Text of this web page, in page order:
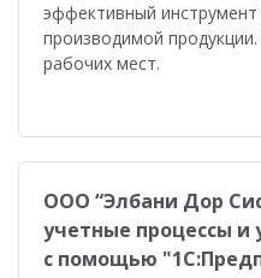
эффективный
производимой
рабочих мест.
ООО “Элбани Дор
учетные процессы
с помощью